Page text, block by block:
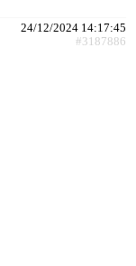
24/12/2024 14:17:45
#3187886